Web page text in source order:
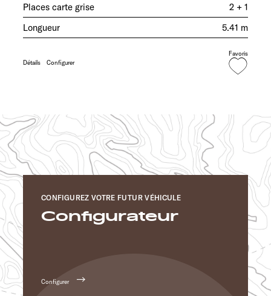
Places carte grise
2 + 1
Longueur
5.41 m
Détails Configurer
Favoris
CONFIGUREZ VOTRE FUTUR VÉHICULE
Configurateur
Configurer